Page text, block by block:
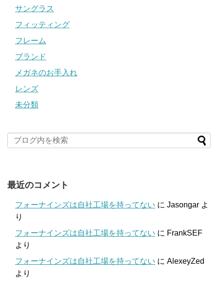
サングラス
フィッティング
フレーム
ブランド
メガネのお手入れ
レンズ
未分類
最近のコメント
フォーナインズは自社工場を持ってない に Jasongar よ
り
フォーナインズは自社工場を持ってない に FrankSEF
より
フォーナインズは自社工場を持ってない に AlexeyZed
より